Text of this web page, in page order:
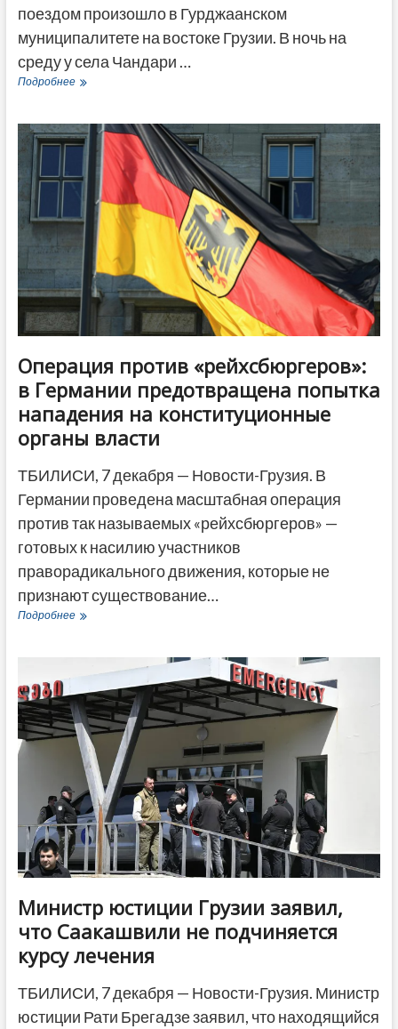
поездом произошло в Гурджаанском
муниципалитете на востоке Грузии. В ночь на
среду у села Чандари …
ПодробнееЛегковой
под
товарный
поезд
на
востоке
Грузии,
есть
пострадавшие
Операция против «рейхсбюргеров»:
в Германии предотвращена попытка
нападения на конституционные
органы власти
ТБИЛИСИ, 7 декабря — Новости-Грузия. В
Германии проведена масштабная операция
против так называемых «рейхсбюргеров» —
готовых к насилию участников
праворадикального движения, которые не
признают существование…
ПодробнееОперация
предотвращена
попытка
нападения
на
конституционные
органы
власти
Министр юстиции Грузии заявил,
что Саакашвили не подчиняется
курсу лечения
ТБИЛИСИ, 7 декабря — Новости-Грузия. Министр
юстиции Рати Брегадзе заявил, что находящийся